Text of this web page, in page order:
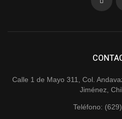
Calle 1 de Mayo 311, Col.
Jiménez,
Teléfono: